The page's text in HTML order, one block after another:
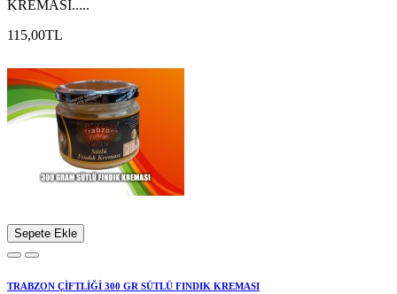
KREMASI.....
115,00TL
Sepete Ekle
TRABZON ÇİFTLİĞİ 300 GR SÜTLÜ FINDIK KREMASI